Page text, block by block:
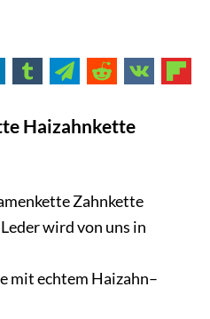
Haizahnkette
Zahnkette
Lederwird von uns in
mit echtem Haizahn–